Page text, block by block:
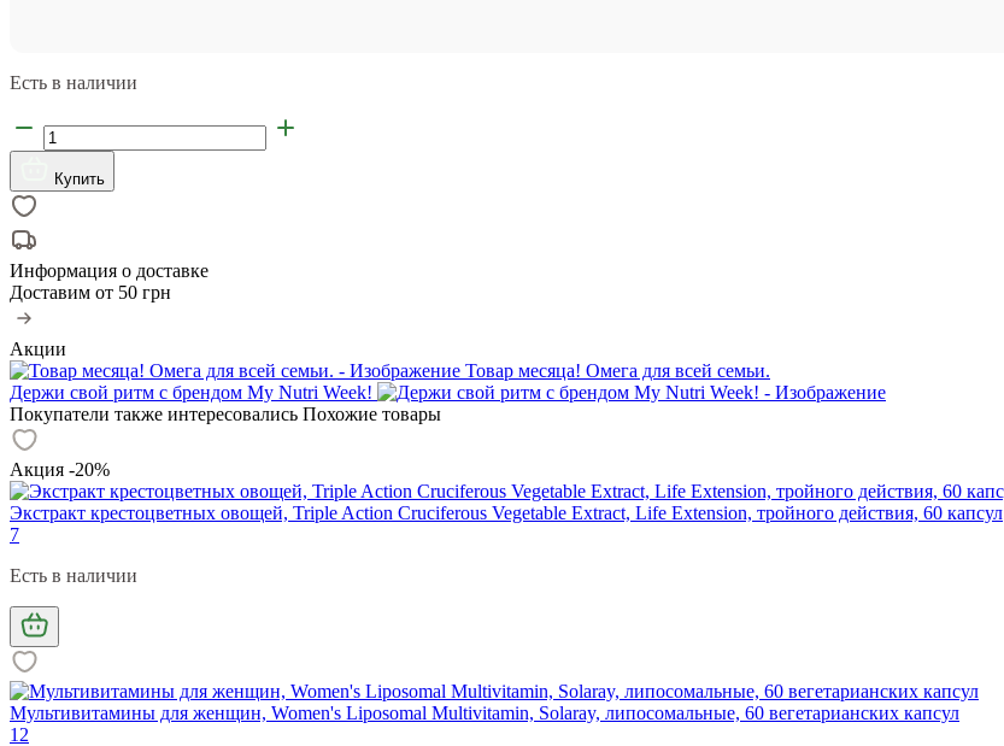
Есть в наличии
Купить
Информация о доставке
Доставим от 50 грн
Акции
Товар месяца! Омега для всей семьи.
Держи свой ритм с брендом My Nutri Week!
Покупатели также интересовались Похожие товары
Акция -20%
Экстракт крестоцветных овощей, Triple Action Cruciferous Vegetable Extract, Life Extension, тройного действия, 60 капсул
7
Есть в наличии
Мультивитамины для женщин, Women's Liposomal Multivitamin, Solaray, липосомальные, 60 вегетарианских капсул
12